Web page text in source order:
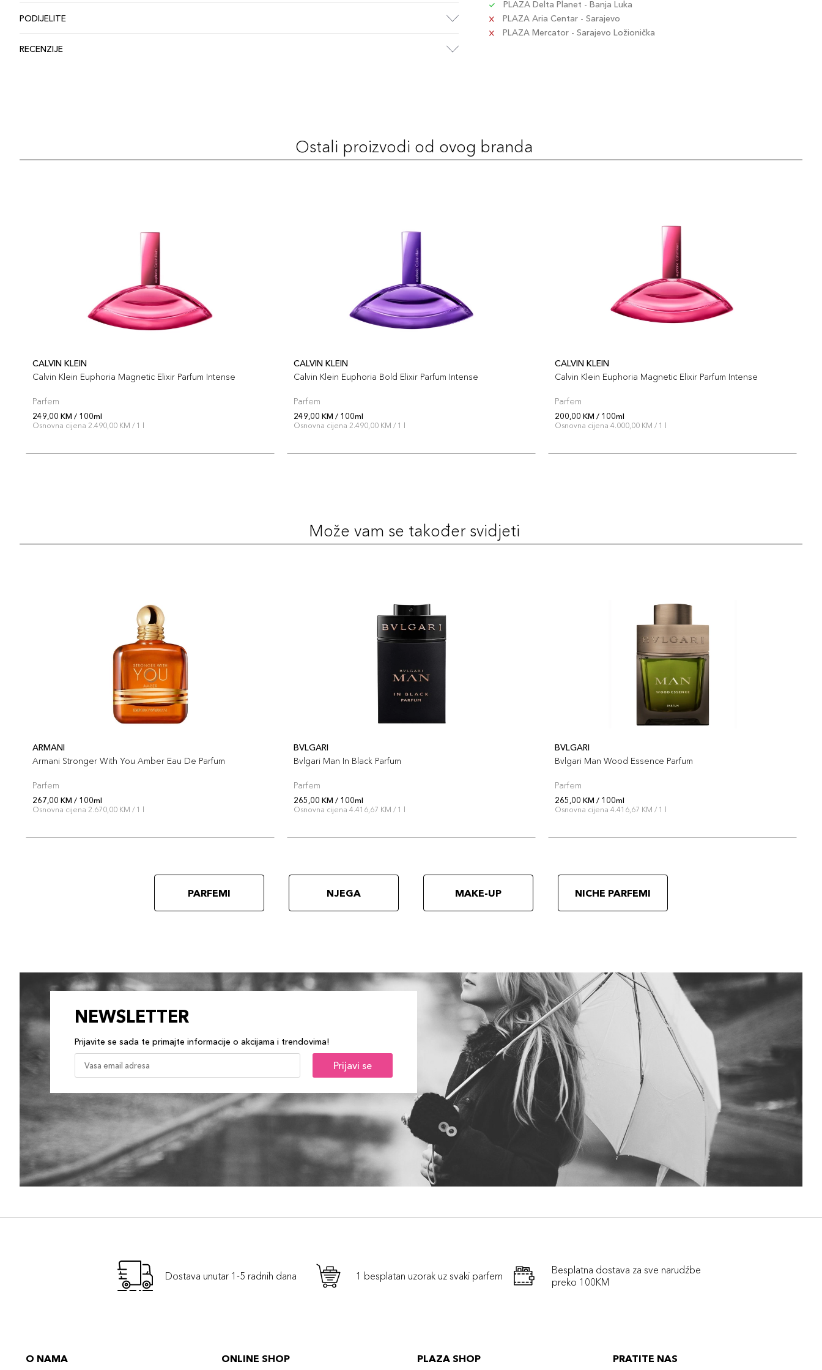
PODIJELITE
RECENZIJE
PLAZA Delta Planet - Banja Luka
PLAZA Aria Centar - Sarajevo
PLAZA Mercator - Sarajevo Ložionička
Ostali proizvodi od ovog branda
CALVIN KLEIN
Calvin Klein Euphoria Magnetic Elixir Parfum Intense
Parfem
249,00 KM / 100ml
Osnovna cijena 2.490,00 KM / 1 l
CALVIN KLEIN
Calvin Klein Euphoria Bold Elixir Parfum Intense
Parfem
249,00 KM / 100ml
Osnovna cijena 2.490,00 KM / 1 l
CALVIN KLEIN
Calvin Klein Euphoria Magnetic Elixir Parfum Intense
Parfem
200,00 KM / 100ml
Osnovna cijena 4.000,00 KM / 1 l
Može vam se također svidjeti
ARMANI
Armani Stronger With You Amber Eau De Parfum
Parfem
267,00 KM / 100ml
Osnovna cijena 2.670,00 KM / 1 l
BVLGARI
Bvlgari Man In Black Parfum
Parfem
265,00 KM / 100ml
Osnovna cijena 4.416,67 KM / 1 l
BVLGARI
Bvlgari Man Wood Essence Parfum
Parfem
265,00 KM / 100ml
Osnovna cijena 4.416,67 KM / 1 l
PARFEMI NJEGA MAKE-UP NICHE PARFEMI
NEWSLETTER
Prijavite se sada te primajte informacije o akcijama i trendovima!
Prijavi se
Dostava unutar 1-5 radnih dana 1 besplatan uzorak uz svaki parfem
Besplatna dostava za sve narudźbe
preko 100KM
O NAMA ONLINE SHOP PLAZA SHOP PRATITE NAS